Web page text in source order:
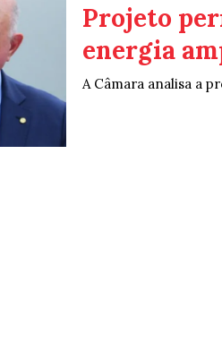
Projeto
energia
A Câmara analisa a